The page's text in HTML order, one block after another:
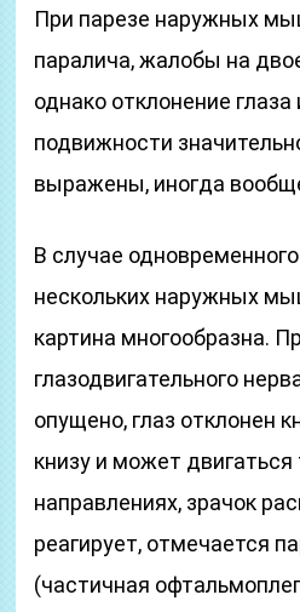
При парезе наружных
паралича, жалобы на
однако отклонение глаза
подвижности
выражены, иногда
В случае
нескольких наружных
картина многообразна.
глазодвигательного
опущено, глаз отклонен
книзу и может двигаться
направлениях, зрачок
реагирует, отмечается
(частичная